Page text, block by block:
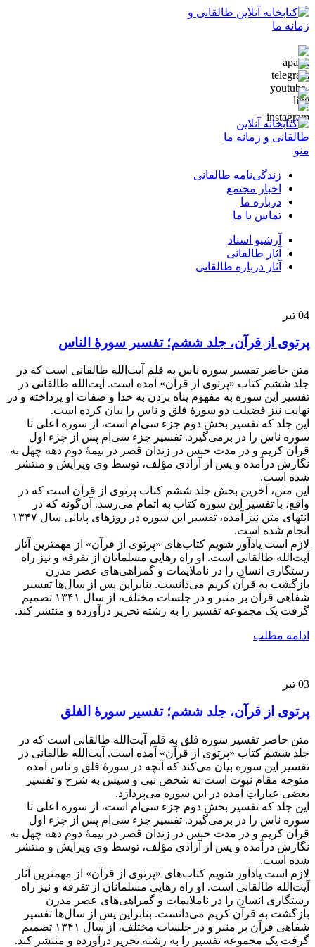
منو
زندگی‌نامه طالقانی
اخبار مجتمع
درباره ما
تماس با ما
آرشیو اسناد
آثار طالقانی
آثار درباره طالقانی
04 تیر
پرتوی از قرآن، جلد ششم؛ تفسیر سورۀ الناس
متن حاضر تفسیر سوره ناس به قلم آیت‌الله طالقانی است که در
جلد ششم کتاب «پرتوی از قرآن» آمده است. آیت‌الله طالقانی در
تفسیر این سوره به مفهوم پناه بردن به خدا و صفات او پرداخته و در
نهایت نیز فضیلت دو سورۀ فلق و ناس را بیان کرده است.
این جلد که تفسیر بخش دوم جزء سی‌ام است، از سوره اعلی تا
سوره ناس را در برمی‌گیرد. تفسیر جزء سی‌ام پس از جزء اول
قرآن کریم و در مدت حبس در زندان قصر در نیمۀ دوم دهه چهل به
نگارش درآمده و پس از آزادی مؤلف، توسط وی ویرایش و منتشر
شده است.
این متن، آخرین بخش جلد ششم کتاب پرتوی از قرآن است که در
واقع، با تفسیر این سوره کتاب به اتمام می‌رسد. آن‌گونه که در
انتهای متن نیز آمده، تفسیر این سوره در روزهای پایانی سال ۱۳۴۷
انجام شده است.
لازم است یادآور شویم کتاب‌های «پرتوی از قرآن» از مهمترین آثار
آیت‌الله طالقانی است. او راه رهایی مسلمانان از تفرقه و نیز راه
رستگاری انسان را در ناملایمات و گمراهی‌های عصر مدرن
بازگشت به قرآن کریم می‌دانست. بنابراین پس از سال‌ها تفسیر
شفاهی قرآن بر منبر و در جلسات مختلف، از سال ۱۳۴۱ تصمیم
گرفت یک مجموعه تفسیر را به رشته تحریر درآورده و منتشر کند.
ادامه مطلب
03 تیر
پرتوی از قرآن، جلد ششم؛ تفسیر سورۀ الفلق
متن حاضر تفسیر سوره فلق به قلم آیت‌الله طالقانی است که در
جلد ششم کتاب «پرتوی از قرآن» آمده است. آیت‌الله طالقانی در
تفسیر این سوره بیان می‌کند که آنچه در سورۀ فلق و ناس آمده
متوجه مقام نبوت است نه شخص نبی و سپس به شرح و تفسیر
بعضی عباراتِ آمده در این سوره می‌پردازد.
این جلد که تفسیر بخش دوم جزء سی‌ام است، از سوره اعلی تا
سوره ناس را در برمی‌گیرد. تفسیر جزء سی‌ام پس از جزء اول
قرآن کریم و در مدت حبس در زندان قصر در نیمۀ دوم دهه چهل به
نگارش درآمده و پس از آزادی مؤلف، توسط وی ویرایش و منتشر
شده است.
لازم است یادآور شویم کتاب‌های «پرتوی از قرآن» از مهمترین آثار
آیت‌الله طالقانی است. او راه رهایی مسلمانان از تفرقه و نیز راه
رستگاری انسان را در ناملایمات و گمراهی‌های عصر مدرن
بازگشت به قرآن کریم می‌دانست. بنابراین پس از سال‌ها تفسیر
شفاهی قرآن بر منبر و در جلسات مختلف، از سال ۱۳۴۱ تصمیم
گرفت یک مجموعه تفسیر را به رشته تحریر درآورده و منتشر کند.